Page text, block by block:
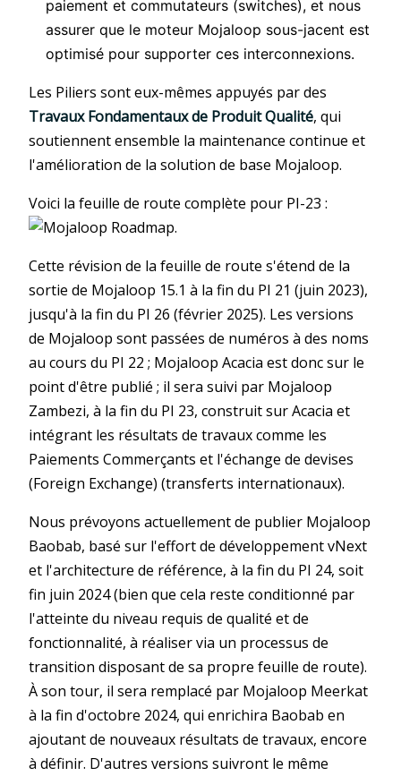
paiement et commutateurs (switches), et nous
assurer que le moteur Mojaloop sous-jacent est
optimisé pour supporter ces interconnexions.
Les Piliers sont eux-mêmes appuyés par des
Travaux Fondamentaux de Produit Qualité, qui
soutiennent ensemble la maintenance continue et
l'amélioration de la solution de base Mojaloop.
Voici la feuille de route complète pour PI-23 :
.
Cette révision de la feuille de route s'étend de la
sortie de Mojaloop 15.1 à la fin du PI 21 (juin 2023),
jusqu'à la fin du PI 26 (février 2025). Les versions
de Mojaloop sont passées de numéros à des noms
au cours du PI 22 ; Mojaloop Acacia est donc sur le
point d'être publié ; il sera suivi par Mojaloop
Zambezi, à la fin du PI 23, construit sur Acacia et
intégrant les résultats de travaux comme les
Paiements Commerçants et l'échange de devises
(Foreign Exchange) (transferts internationaux).
Nous prévoyons actuellement de publier Mojaloop
Baobab, basé sur l'effort de développement vNext
et l'architecture de référence, à la fin du PI 24, soit
fin juin 2024 (bien que cela reste conditionné par
l'atteinte du niveau requis de qualité et de
fonctionnalité, à réaliser via un processus de
transition disposant de sa propre feuille de route).
À son tour, il sera remplacé par Mojaloop Meerkat
à la fin d'octobre 2024, qui enrichira Baobab en
ajoutant de nouveaux résultats de travaux, encore
à définir. D'autres versions suivront le même